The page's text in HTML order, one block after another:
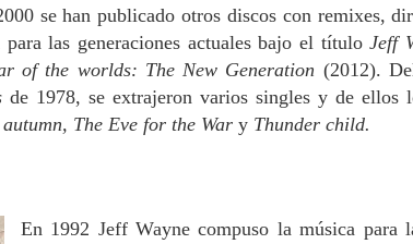
se han publicado otros discos con remixes,
las generaciones actuales bajo el títuloJeff
of the worlds: The New Generation (2012).
de 1978, se extrajeron varios singles y de ellos
The Eve for the War y Thunder child.
En 1992 Jeff Wayne compuso la música para